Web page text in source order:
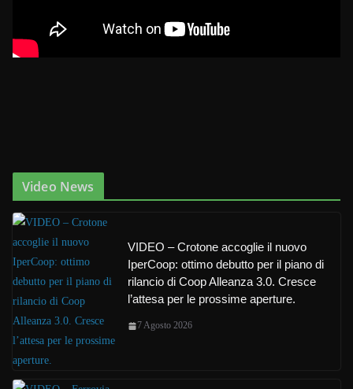
Video News
VIDEO – Crotone accoglie il nuovo
IperCoop: ottimo debutto per il piano di
rilancio di Coop Alleanza 3.0. Cresce
l’attesa per le prossime aperture.
7 Agosto 2026